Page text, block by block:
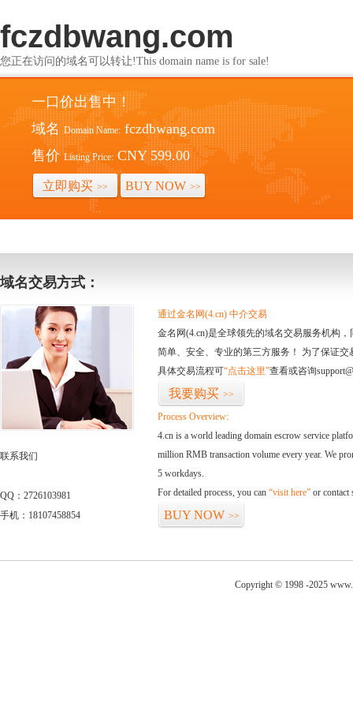
fczdbwang.com
您正在访问的域名可以转让!This domain name is for sale!
一口价出售中！
域名 Domain Name: fczdbwang.com
售价 Listing Price: CNY 599.00
立即购买 >> BUY NOW >>
域名交易方式：
联系我们
QQ：2726103981
手机：18107458854
通过金名网(4.cn) 中介交易
金名网(4.cn)是全球领先的域名交易服务机构
简单、安全、专业的第三方服务！ 为了保证
具体交易流程可“点击这里”查看或咨询
我要购买 >>
Process Overview:
4.cn is a world leading domain escrow service
million RMB transaction volume every year. We
5 workdays.
For detailed process, you can “visit here” or contact
BUY NOW >>
Copyright © 1998 -2025